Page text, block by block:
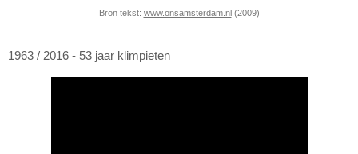
Bron tekst: www.onsamsterdam.nl (2009)
1963 / 2016 - 53 jaar klimpieten